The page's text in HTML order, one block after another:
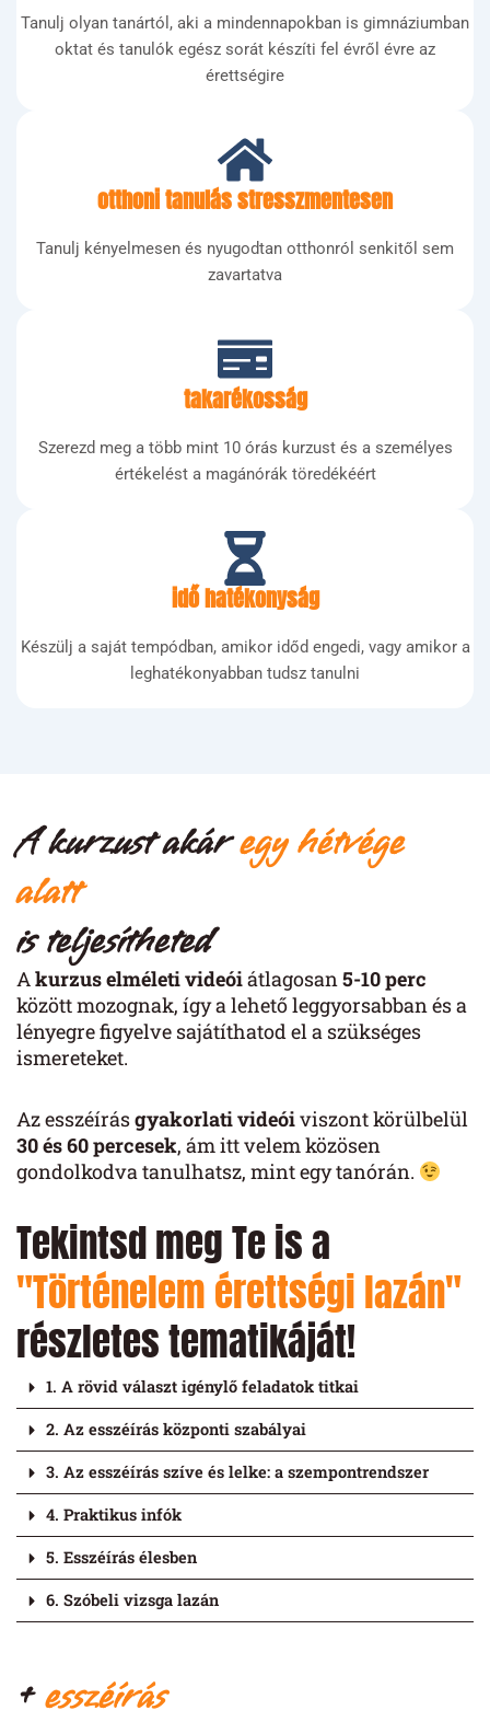
Tanulj olyan tanártól, aki a mindennapokban is gimnáziumban
oktat és tanulók egész sorát készíti fel évről évre az
érettségire
otthoni tanulás stresszmentesen
Tanulj kényelmesen és nyugodtan otthonról senkitől sem
zavartatva
takarékosság
Szerezd meg a több mint 10 órás kurzust és a személyes
értékelést a magánórák töredékéért
idő hatékonyság
Készülj a saját tempódban, amikor időd engedi, vagy amikor a
leghatékonyabban tudsz tanulni
A kurzust akáregy hétvége
alatt
is teljesítheted
Akurzus elméleti videóiátlagosan5-10 perc
között mozognak, így a lehető leggyorsabban és a
lényegre figyelve sajátíthatod el a szükséges
ismereteket.
Az esszéírásgyakorlati videóiviszont körülbelül
30 és 60 percesek, ám itt velem közösen
gondolkodva tanulhatsz, mint egy tanórán.
Tekintsd meg Te is a
"Történelem érettségi lazán"
részletes tematikáját!
1. A rövid választ igénylő feladatok titkai
2. Az esszéírás központi szabályai
3. Az esszéírás szíve és lelke: a szempontrendszer
4. Praktikus infók
5. Esszéírás élesben
6. Szóbeli vizsga lazán
+esszéírás